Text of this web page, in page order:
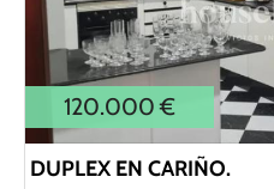
120.000 €
DUPLEX EN CARIÑO.